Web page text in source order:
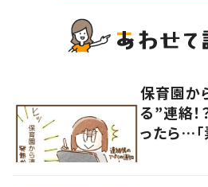
保育園か
る”連絡
ったら…「